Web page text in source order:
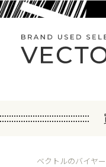
ベクトルのバイヤ